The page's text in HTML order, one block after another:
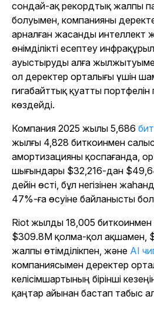
сондай-ақ рекордтық жалпы
болуымен, компанияны
арналған жасанды интеллект
өнімділікті есептеу
ауыстыруды алға
ол деректер орталығы үшін
гигабайттық қуатты
көздейді.
Компания 2025 жылы 5,686
жылғы 4,828 биткоинмен
амортизацияны қоспағанда,
шығындары $32,216-дан
дейін өсті, бұл негізінен
47%-ға өсуіне байланысты
Riot жылды 18,005 биткоинмен
$309.8M қолма-қол ақшамен,
жалпы өтімділікпен, және AI
компаниясымен деректер
келісімшартының бірінші
қаңтар айынан бастап табыс